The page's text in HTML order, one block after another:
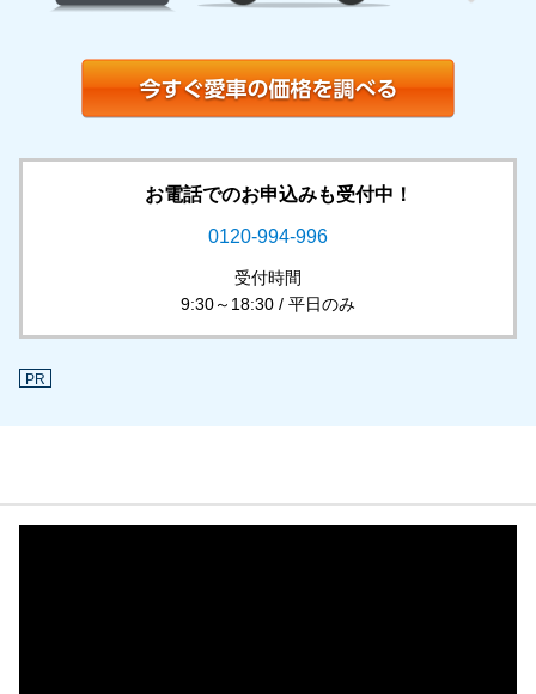
お電話でのお申込みも受付中！
0120-994-996
受付時間
9:30～18:30 / 平日のみ
PR